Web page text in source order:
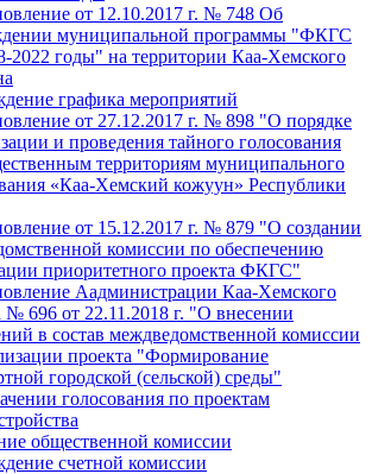
от 12.10.2017 г. № 748 Об
муниципальной программы "ФКГС
2022 годы" на территории Каа-Хемского
графика мероприятий
от 27.12.2017 г. № 898 "О порядке
и проведения тайного голосования
территориям муниципального
«Каа-Хемский кожуун» Республики
от 15.12.2017 г. № 879 "О создании
комиссии по обеспечению
приоритетного проекта ФКГС"
Аадминистрации Каа-Хемского
№ 696 от 22.11.2018 г. "О внесении
в состав междведомственной комиссии
проекта "Формирование
городской (сельской) среды"
голосования по проектам
общественной комиссии
счетной комиссии